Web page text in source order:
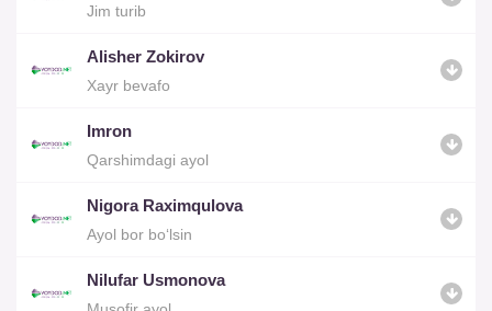
Jim turib
Alisher Zokirov
Xayr bevafo
Imron
Qarshimdagi ayol
Nigora Raximqulova
Ayol bor bo‘lsin
Nilufar Usmonova